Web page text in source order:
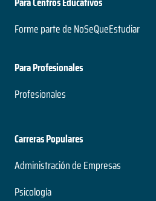
Forme parte de NoSeQueEstudiar
Para Profesionales
Profesionales
Carreras Populares
Administración de Empresas
Psicología